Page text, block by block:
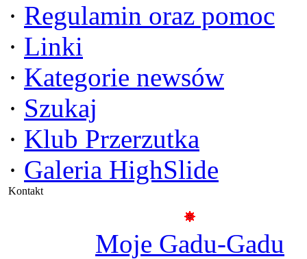
· Regulamin oraz pomoc
· Linki
· Kategorie newsów
· Szukaj
· Klub Przerzutka
· Galeria HighSlide
Kontakt
Moje Gadu-Gadu